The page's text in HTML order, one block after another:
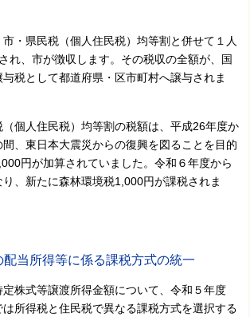
・県民税（個人住民税）均等割と併せて１人
れ、市が徴収します。その税収の全額が、国
税として都道府県・区市町村へ譲与されま
個人住民税）均等割の税額は、平成26年度か
、東日本大震災からの復興を図ることを目的
円が加算されていました。令和６年度から
、新たに森林環境税1,000円が課税されま
当所得等に係る課税方式の統一
株式等譲渡所得金額について、令和５年度
は所得税と住民税で異なる課税方式を選択する